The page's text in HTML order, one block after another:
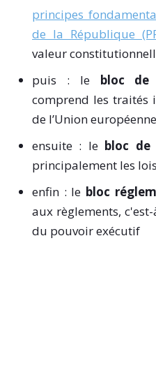
principes
de la République
valeur
puis : le bloc de
comprend les traités
de l’Union européenne
ensuite : le bloc de
principalement les
enfin : le bloc
aux règlements,
du pouvoir exécutif